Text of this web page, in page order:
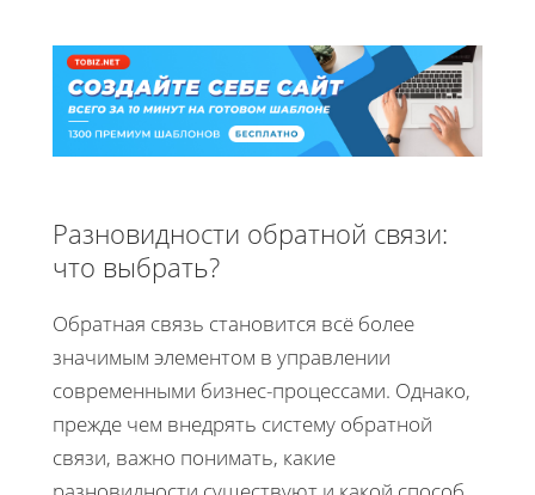
Разновидности обратной связи:
что выбрать?
Обратная связь становится всё более
значимым элементом в управлении
современными бизнес-процессами. Однако,
прежде чем внедрять систему обратной
связи, важно понимать, какие